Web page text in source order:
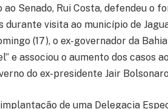
Senado, Rui Costa, defendeu o
visita ao município de
(17), o ex-governador da
e associou o aumento dos casos
do ex-presidente Jair
de uma Delegacia